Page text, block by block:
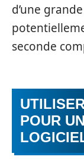
d’une
seconde
POUR